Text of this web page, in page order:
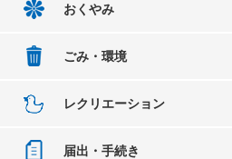
おくやみ
ごみ・環境
レクリエーション
届出・手続き